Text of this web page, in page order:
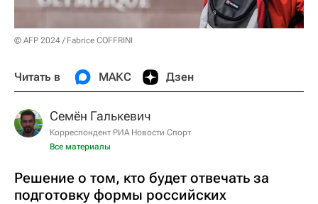
© AFP 2024 / Fabrice COFFRINI
Читать в МАКС Дзен
Семён Галькевич
Корреспондент РИА Новости Спорт
Все материалы
Решение о том, кто будет отвечать за
подготовку формы российских